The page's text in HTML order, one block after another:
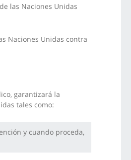
las Naciones Unidas
Naciones Unidas contra
garantizará la
tales como:
y cuando proceda,